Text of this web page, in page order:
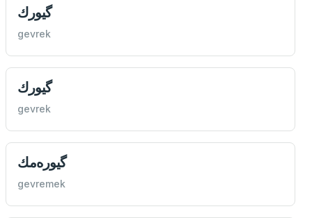
گیورك
gevrek
گیورك
gevrek
گیوره‌مك
gevremek